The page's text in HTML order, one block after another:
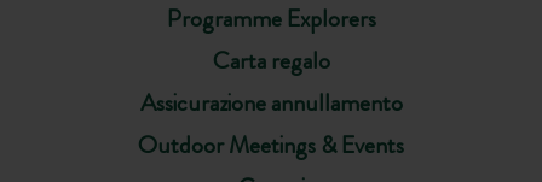
Programme Explorers
Carta regalo
Assicurazione annullamento
Outdoor Meetings & Events